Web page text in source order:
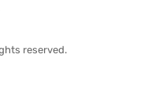
reserved.